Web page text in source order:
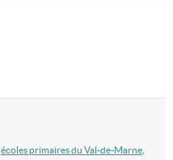
écoles primaires du Val-de-Marne,